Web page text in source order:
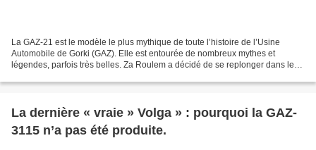
La GAZ-21 est le modèle le plus mythique de toute l’histoire de l’Usine
Automobile de Gorki (GAZ). Elle est entourée de nombreux mythes et
légendes, parfois très belles. Za Roulem a décidé de se replonger dans les
La dernière « vraie » Volga » : pourquoi la GAZ-
3115 n’a pas été produite.